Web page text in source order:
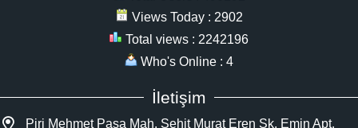
Views Today : 2902
Total views : 2242196
Who's Online : 4
İletişim
Piri Mehmet Paşa Mah. Şehit Murat Eren Sk. Emin Apt.